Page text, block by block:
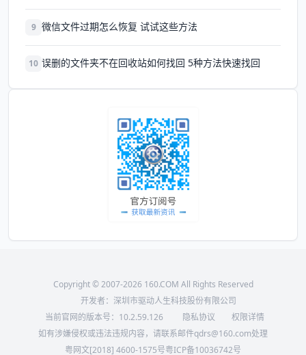
9 微信文件过期怎么恢复 试试这些方法
10 误删的文件夹不在回收站如何找回 5种方法快速找回
Copyright © 2007-2026 160.COM All Rights Reserved
开发者：深圳市驱动人生科技股份有限公司
当前官网的版本号： 10.2.59.126 隐私协议
权限详情
如有涉嫌侵权或违法违规内容，请联系邮件qdrs@160.com处理
粤网文[2018] 4600-1575号粤ICP备10036742号